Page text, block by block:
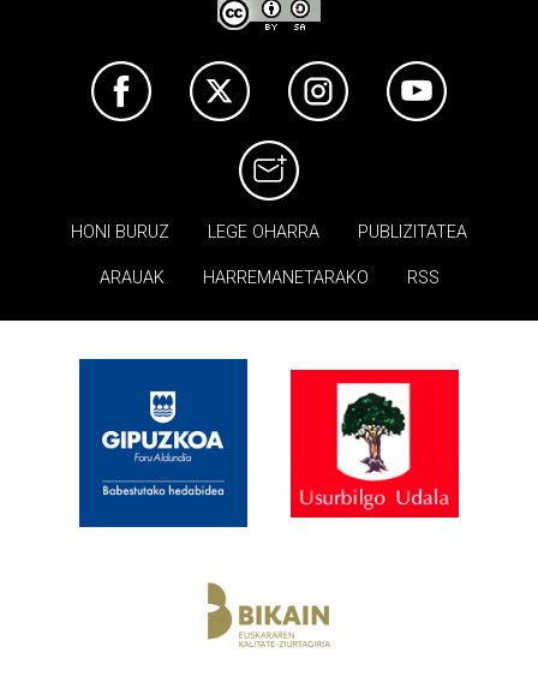
HONI BURUZ LEGE OHARRA PUBLIZITATEA
ARAUAK HARREMANETARAKO RSS